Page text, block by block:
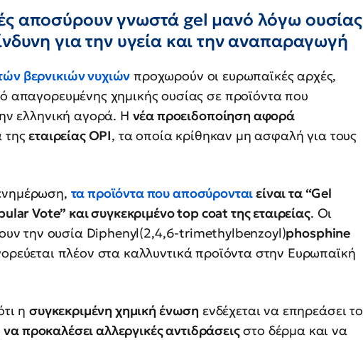
αποσύρουν γνωστά gel μανό λόγω ουσίας
για την υγεία και την αναπαραγωγή
βερνικιών νυχιών προχωρούν οι ευρωπαϊκές αρχές,
απαγορευμένης χημικής ουσίας σε προϊόντα που
ελληνική αγορά. Η νέα προειδοποίηση αφορά
τηςεταιρείας OPI, τα οποία κρίθηκαν μη ασφαλή για τους
τα προϊόντα που αποσύρονταιείναι τα “Gel
Vote” και συγκεκριμένο top coat της εταιρείας. Οι
την ουσία Diphenyl(2,4,6-trimethylbenzoyl)phosphine
πλέον στα καλλυντικά προϊόντα στην Ευρωπαϊκή
ησυγκεκριμένη χημική ένωση ενδέχεται να επηρεάσει το
να προκαλέσει αλλεργικές αντιδράσειςστο δέρμα και να